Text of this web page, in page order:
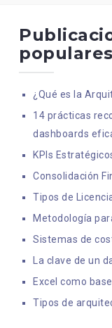
populares
¿Qué es la
14 prácticas
dashboards
KPIs
Consolidación
Tipos de
Metodología
Sistemas de
La clave de un
Excel como
Tipos de